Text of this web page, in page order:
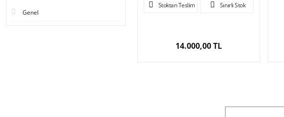
Genel
Stoktan Teslim Sınırlı Stok
14.000,00 TL